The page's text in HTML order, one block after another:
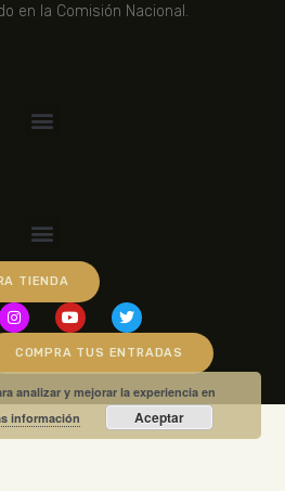
en la Comisión Nacional.
TIENDA
COMPRA TUS ENTRADAS
analizar y mejorar la experiencia en
información Aceptar